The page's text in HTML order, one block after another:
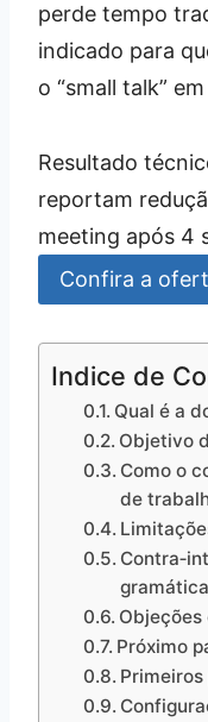
perde tempo
indicado para
o “small talk”
Resultado
reportam
meeting após 4
Confira a
Indice de
Qual é a
Objetivo
Como o
de
gramática
Objeções
Próximo
Primeiros